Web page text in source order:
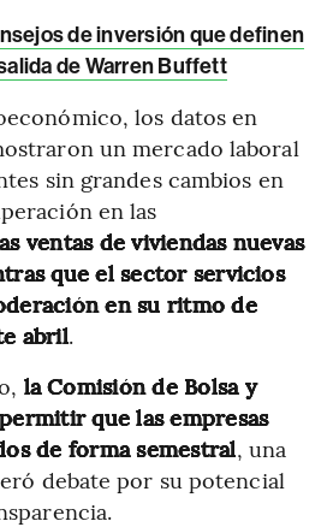
de inversión que definen
de Warren Buffett
los datos en
un mercado laboral
sin grandes cambios en
en las
ventas de viviendas nuevas
que el sector servicios
en su ritmo de
abril.
la Comisión de Bolsa y
que las empresas
de forma semestral, una
debate por su potencial